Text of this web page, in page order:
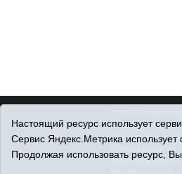
© При
Адрес редакции:
Адрес
Настоящий ресурс использует
Сервис Яндекс.Метрика
Продолжая использовать ресурс,